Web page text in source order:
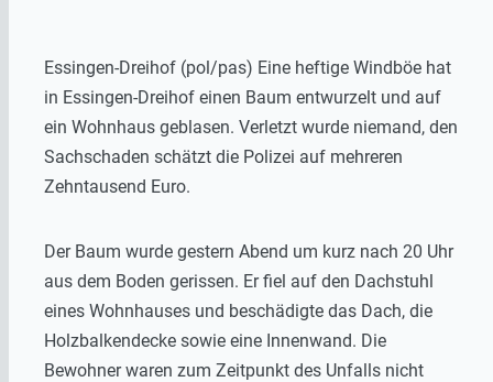
Essingen-Dreihof (pol/pas) Eine heftige Windböe hat
in Essingen-Dreihof einen Baum entwurzelt und auf
ein Wohnhaus geblasen. Verletzt wurde niemand, den
Sachschaden schätzt die Polizei auf mehreren
Zehntausend Euro.
Der Baum wurde gestern Abend um kurz nach 20 Uhr
aus dem Boden gerissen. Er fiel auf den Dachstuhl
eines Wohnhauses und beschädigte das Dach, die
Holzbalkendecke sowie eine Innenwand. Die
Bewohner waren zum Zeitpunkt des Unfalls nicht